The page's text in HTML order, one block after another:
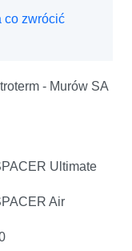
co zwrócić
- Murów SA
Ultimate
Air